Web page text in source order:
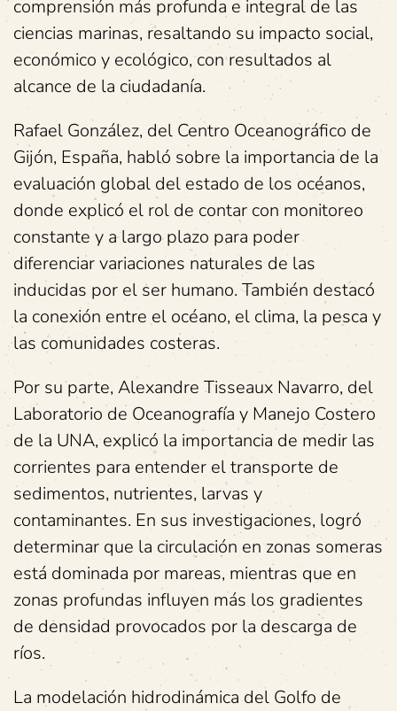
comprensión más profunda e integral de las
ciencias marinas, resaltando su impacto social,
económico y ecológico, con resultados al
alcance de la ciudadanía.
Rafael González, del Centro Oceanográfico de
Gijón, España, habló sobre la importancia de la
evaluación global del estado de los océanos,
donde explicó el rol de contar con monitoreo
constante y a largo plazo para poder
diferenciar variaciones naturales de las
inducidas por el ser humano. También destacó
la conexión entre el océano, el clima, la pesca y
las comunidades costeras.
Por su parte, Alexandre Tisseaux Navarro, del
Laboratorio de Oceanografía y Manejo Costero
de la UNA, explicó la importancia de medir las
corrientes para entender el transporte de
sedimentos, nutrientes, larvas y
contaminantes. En sus investigaciones, logró
determinar que la circulación en zonas someras
está dominada por mareas, mientras que en
zonas profundas influyen más los gradientes
de densidad provocados por la descarga de
ríos.
La modelación hidrodinámica del Golfo de